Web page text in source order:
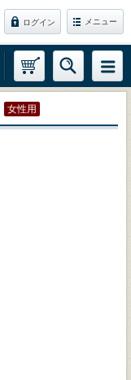
ログイン メニュー
女性用